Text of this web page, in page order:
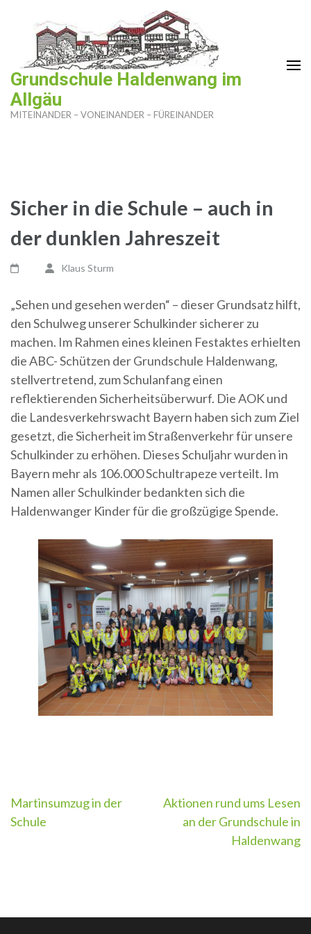
springen
(Enter
drücken)
Grundschule Haldenwang im
Allgäu
MITEINANDER – VONEINANDER – FÜREINANDER
Sicher in die Schule – auch in
der dunklen Jahreszeit
Klaus Sturm
„Sehen und gesehen werden“ – dieser Grundsatz hilft,
den Schulweg unserer Schulkinder sicherer zu
machen. Im Rahmen eines kleinen Festaktes erhielten
die ABC- Schützen der Grundschule Haldenwang,
stellvertretend, zum Schulanfang einen
reflektierenden Sicherheitsüberwurf. Die AOK und
die Landesverkehrswacht Bayern haben sich zum Ziel
gesetzt, die Sicherheit im Straßenverkehr für unsere
Schulkinder zu erhöhen. Dieses Schuljahr wurden in
Bayern mehr als 106.000 Schultrapeze verteilt. Im
Namen aller Schulkinder bedankten sich die
Haldenwanger Kinder für die großzügige Spende.
Beitragsnavigation
Martinsumzug in der
Schule
Aktionen rund ums Lesen
an der Grundschule in
Haldenwang